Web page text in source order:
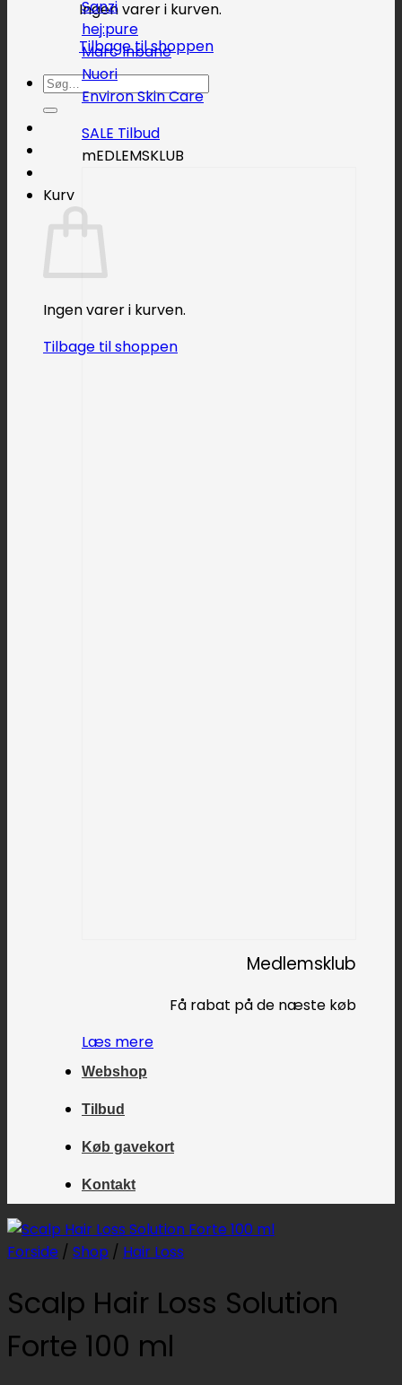
Ingen varer i kurven.
Tilbage til shoppen
Søg
efter:
Kurv
Ingen varer i kurven.
Tilbage til shoppen
Sanzi
hej:pure
Marc Inbane
Nuori
Environ Skin Care
SALE
mEDLEMSKLUB
Medlemsklub
Få rabat på de næste køb
Læs mere
Webshop
Tilbud
Køb gavekort
Kontakt
Forside / Shop / Hair Loss
Scalp Hair Loss Solution
Forte 100 ml